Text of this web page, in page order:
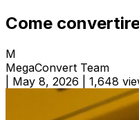
Come
M
MegaConvert Team
May 8, 2026 1,648